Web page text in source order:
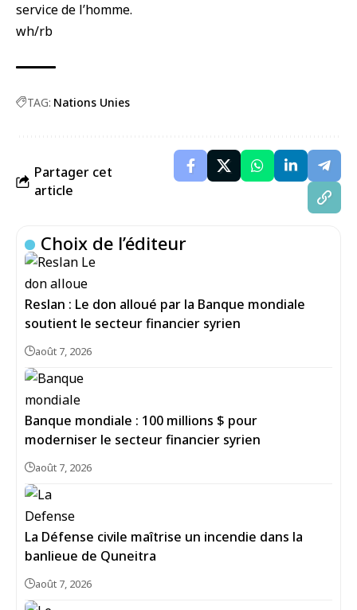
service de l’homme.
wh/rb
TAG: Nations Unies
Partager cet
article
Choix de l’éditeur
Reslan : Le don alloué par la Banque mondiale
soutient le secteur financier syrien
août 7, 2026
Banque mondiale : 100 millions $ pour
moderniser le secteur financier syrien
août 7, 2026
La Défense civile maîtrise un incendie dans la
banlieue de Quneitra
août 7, 2026